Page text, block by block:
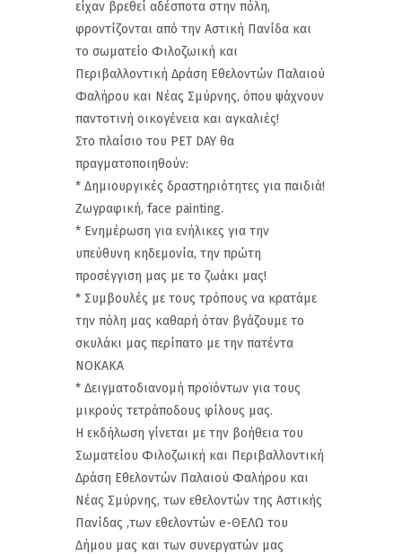
είχαν βρεθεί αδέσποτα στην πόλη,
φροντίζονται από την Αστική Πανίδα και
το σωματείο Φιλοζωική και
Περιβαλλοντική Δράση Εθελοντών Παλαιού
Φαλήρου και Νέας Σμύρνης, όπου ψάχνουν
παντοτινή οικογένεια και αγκαλιές!
Στο πλαίσιο του PET DAY θα
πραγματοποιηθούν:
* Δημιουργικές δραστηριότητες για παιδιά!
Ζωγραφική, face painting.
* Ενημέρωση για ενήλικες για την
υπεύθυνη κηδεμονία, την πρώτη
προσέγγιση μας με το ζωάκι μας!
* Συμβουλές με τους τρόπους να κρατάμε
την πόλη μας καθαρή όταν βγάζουμε το
σκυλάκι μας περίπατο με την πατέντα
ΝΟΚΑΚΑ
* Δειγματοδιανομή προϊόντων για τους
μικρούς τετράποδους φίλους μας.
Η εκδήλωση γίνεται με την βοήθεια του
Σωματείου Φιλοζωική και Περιβαλλοντική
Δράση Εθελοντών Παλαιού Φαλήρου και
Νέας Σμύρνης, των εθελοντών της Αστικής
Πανίδας ,των εθελοντών e-ΘΕΛΩ του
Δήμου μας και των συνεργατών μας